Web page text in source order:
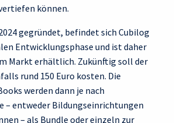
können.
gegründet, befindet sich Cubilog
Entwicklungsphase und ist daher
Markt erhältlich. Zukünftig soll der
rund 150 Euro kosten. Die
werden dann je nach
– entweder Bildungseinrichtungen
– als Bundle oder einzeln zur